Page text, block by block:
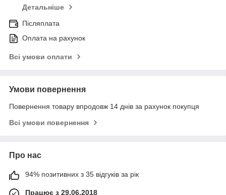
Детальніше
Післяплата
Оплата на рахунок
Всі умови оплати
Умови повернення
Повернення товару впродовж 14 днів за рахунок покупця
Всі умови повернення
Про нас
94% позитивних з 35 відгуків за рік
Працює з 29.06.2018